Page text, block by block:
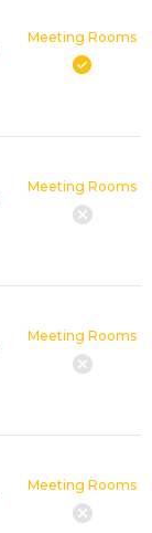
Meeting Rooms
Meeting Rooms
Meeting Rooms
Meeting Rooms